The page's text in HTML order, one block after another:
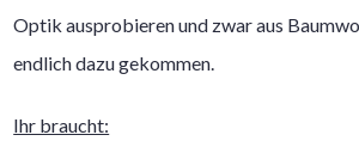
Optik ausprobieren und zwar aus
endlich dazu gekommen.
Ihr braucht: